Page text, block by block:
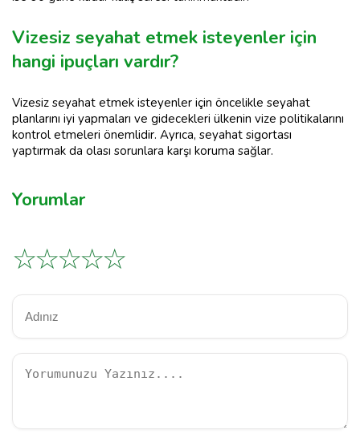
Vizesiz seyahat etmek isteyenler için
hangi ipuçları vardır?
Vizesiz seyahat etmek isteyenler için öncelikle seyahat
planlarını iyi yapmaları ve gidecekleri ülkenin vize politikalarını
kontrol etmeleri önemlidir. Ayrıca, seyahat sigortası
yaptırmak da olası sorunlara karşı koruma sağlar.
Yorumlar
☆
☆
☆
☆
☆